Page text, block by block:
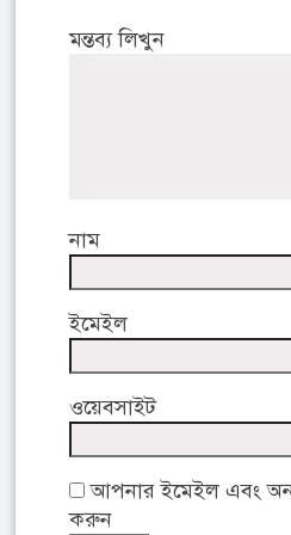
মন্তব্য লিখুন
নাম
ইমেইল
ওয়েবসাইট
আপনার ইমেইল এবং
করুন